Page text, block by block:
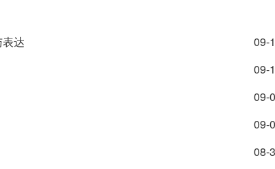
达
09-
09-
09-
09-
08-